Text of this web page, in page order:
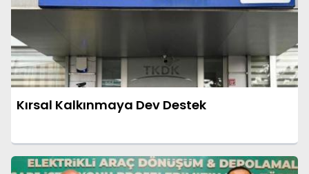
Kırsal Kalkınmaya Dev Destek